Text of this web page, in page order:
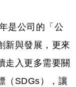
是公司的「公
新與發展，更來
走入更多需要關
（SDGs），讓